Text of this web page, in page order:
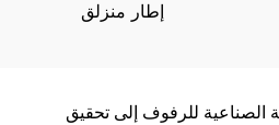
إطار منزلق
الصناعية للرفوف إلى تحقيق